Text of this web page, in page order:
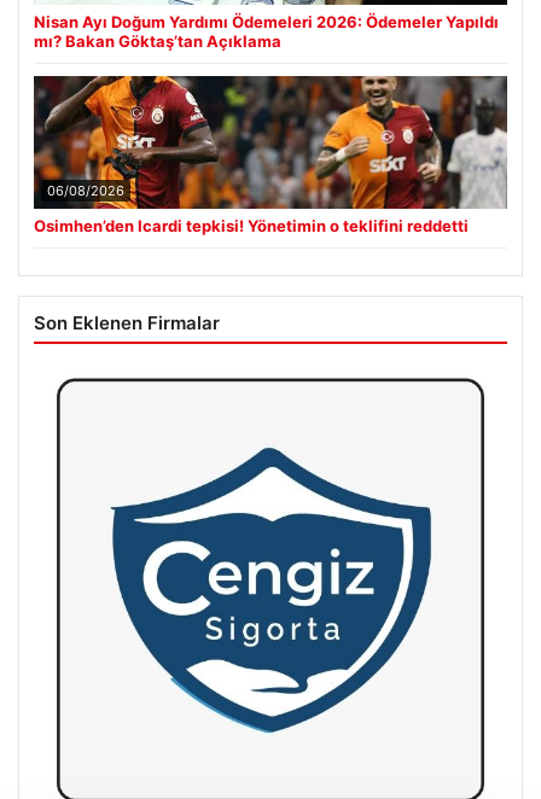
Nisan Ayı Doğum Yardımı Ödemeleri 2026: Ödemeler Yapıldı
mı? Bakan Göktaş’tan Açıklama
06/08/2026
Osimhen’den Icardi tepkisi! Yönetimin o teklifini reddetti
Son Eklenen Firmalar